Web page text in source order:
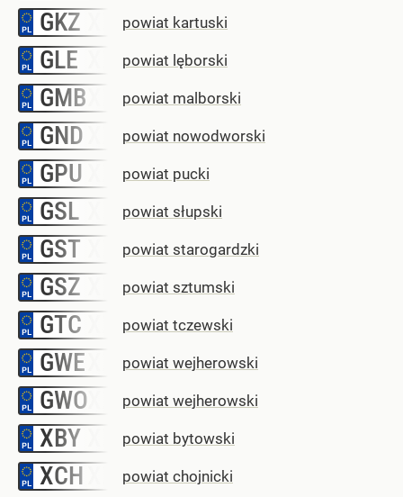
GKZ powiat kartuski
GLE powiat lęborski
GMB powiat malborski
GND powiat nowodworski
GPU powiat pucki
GSL powiat słupski
GST powiat starogardzki
GSZ powiat sztumski
GTC powiat tczewski
GWE powiat wejherowski
GWO powiat wejherowski
XBY powiat bytowski
XCH powiat chojnicki